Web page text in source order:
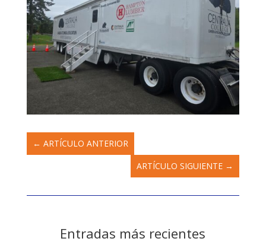
← ARTÍCULO ANTERIOR
ARTÍCULO SIGUIENTE →
Entradas más recientes